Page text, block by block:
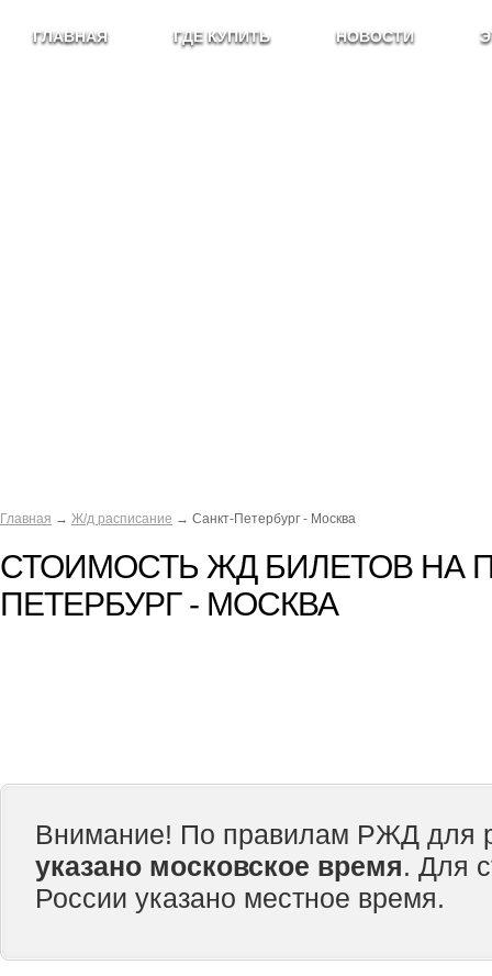
ГЛАВНАЯ ГДЕ КУПИТЬ НОВОСТИ
Главная → Ж/д расписание → Санкт-Петербург - Москва
СТОИМОСТЬ ЖД БИЛЕТОВ НА
ПЕТЕРБУРГ - МОСКВА
Внимание! По правилам РЖД для
указано московское время. Для
России указано местное время.